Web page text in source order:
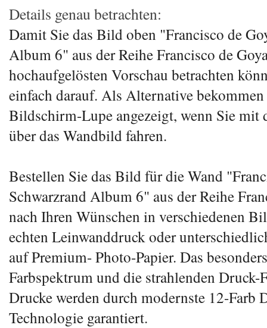
Details genau betrachten:
Damit Sie das Bild oben "Francisco de
Album 6" aus der Reihe Francisco de
hochaufgelösten Vorschau betrachten
einfach darauf. Als Alternative bekommen
Bildschirm-Lupe angezeigt, wenn Sie mit
über das Wandbild fahren.
Bestellen Sie das Bild für die Wand
Schwarzrand Album 6" aus der Reihe
nach Ihren Wünschen in verschiedenen
echten Leinwanddruck oder
auf Premium- Photo-Papier. Das
Farbspektrum und die strahlenden Druck-
Drucke werden durch modernste 12-Farb
Technologie garantiert.